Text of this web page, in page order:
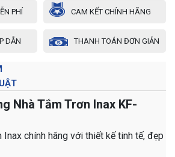
PHÍ CAM KẾT CHÍNH HÃNG
DẪN THANH TOÁN ĐƠN GIẢN
Nhà Tắm Trơn Inax KF-
Inax chính hãng với thiết kế tinh tế, đẹp